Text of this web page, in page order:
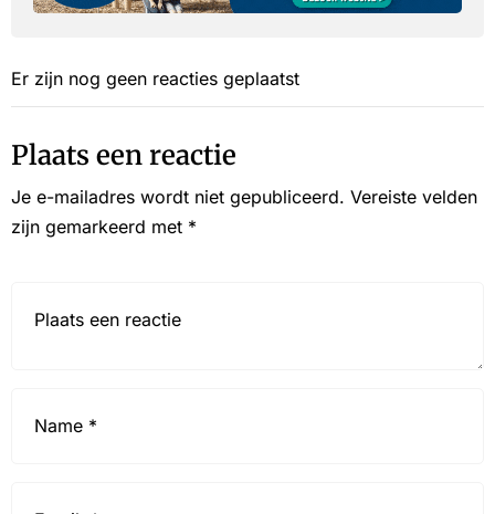
Er zijn nog geen reacties geplaatst
Plaats een reactie
Je e-mailadres wordt niet gepubliceerd. Vereiste velden
zijn gemarkeerd met *